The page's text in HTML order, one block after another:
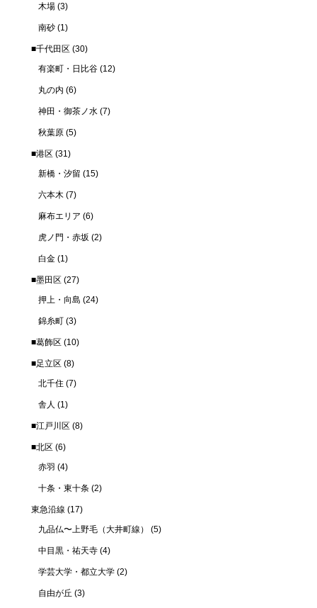
木場 (3)
南砂 (1)
■千代田区 (30)
有楽町・日比谷 (12)
丸の内 (6)
神田・御茶ノ水 (7)
秋葉原 (5)
■港区 (31)
新橋・汐留 (15)
六本木 (7)
麻布エリア (6)
虎ノ門・赤坂 (2)
白金 (1)
■墨田区 (27)
押上・向島 (24)
錦糸町 (3)
■葛飾区 (10)
■足立区 (8)
北千住 (7)
舎人 (1)
■江戸川区 (8)
■北区 (6)
赤羽 (4)
十条・東十条 (2)
東急沿線 (17)
九品仏〜上野毛（大井町線）
(5)
中目黒・祐天寺 (4)
学芸大学・都立大学 (2)
自由が丘 (3)